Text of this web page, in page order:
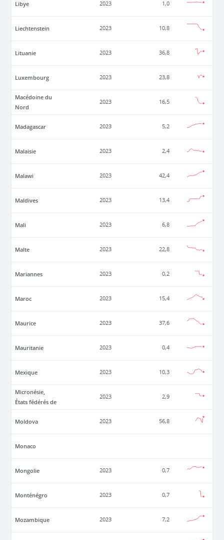
Libye 2023 1,0
Liechtenstein 2023 10,8
Lituanie 2023 36,8
Luxembourg 2023 23,8
Macédoine du
Nord
2023 16,5
Madagascar 2023 5,2
Malaisie 2023 2,4
Malawi 2023 42,4
Maldives 2023 13,4
Mali 2023 6,8
Malte 2023 22,8
Mariannes 2023 0,2
Maroc 2023 15,4
Maurice 2023 37,6
Mauritanie 2023 0,4
Mexique 2023 10,3
Micronésie,
États fédérés de
2023 2,9
Moldova 2023 56,8
Monaco
Mongolie 2023 0,7
Monténégro 2023 0,7
Mozambique 2023 7,2